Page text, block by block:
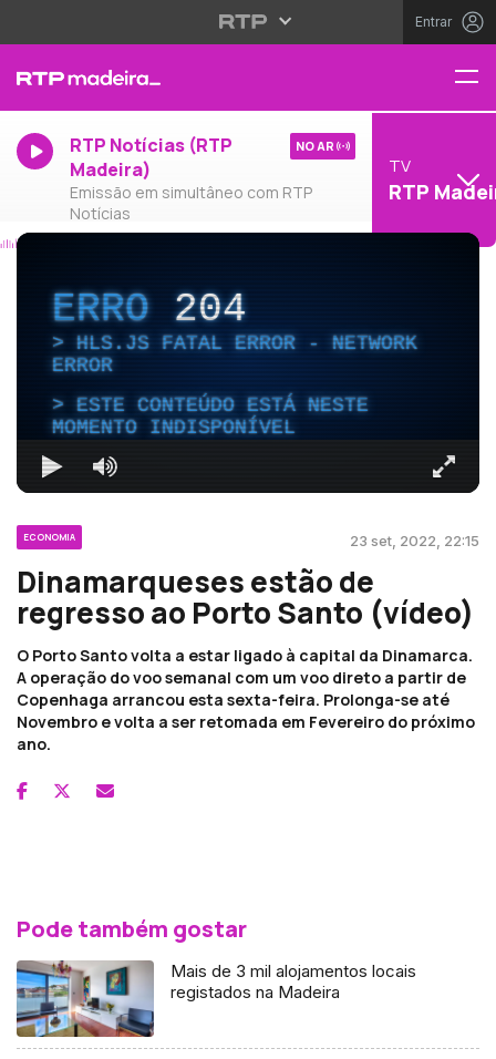
Entrar
RTP Notícias (RTP
Madeira)
Emissão em simultâneo com RTP
Notícias
NO AR
TV
RTP
ERRO204
HLS.JS FATAL ERROR - NETWORK
ERROR
ESTE CONTEÚDO ESTÁ NESTE
MOMENTO INDISPONÍVEL
ECONOMIA 23 set, 2022, 22:15
Dinamarqueses estão de
regresso ao Porto Santo (vídeo)
O Porto Santo volta a estar ligado à capital da Dinamarca.
A operação do voo semanal com um voo direto a partir de
Copenhaga arrancou esta sexta-feira. Prolonga-se até
Novembro e volta a ser retomada em Fevereiro do próximo
ano.
Pode também gostar
Mais de 3 mil alojamentos locais
registados na Madeira